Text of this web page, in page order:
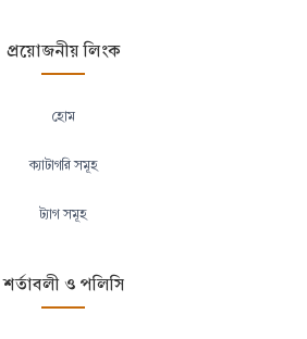
প্রয়োজনীয় লিংক
হোম
ক্যাটাগরি সমূহ
ট্যাগ সমূহ
শর্তাবলী ও পলিসি